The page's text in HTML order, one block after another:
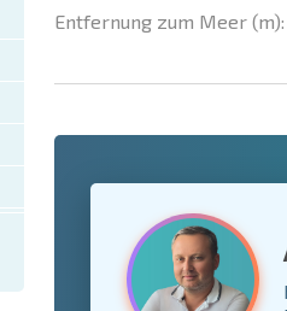
Entfernung zum Meer (m):
United
+1
* Benötigte Felder